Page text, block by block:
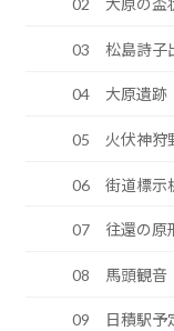
02 大原の盃
03 松島詩子
04 大原遺跡
05 火伏神狩
06 街道標示
07 往還の原
08 馬頭観音
09 日積駅予